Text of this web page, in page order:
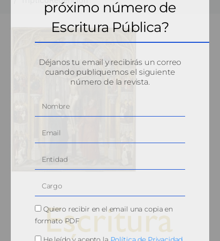
próximo número de
Escritura Pública?
Déjanos tu email y recibirás un correo
cuando publiquemos el siguiente
número de la revista.
Quiero recibir en el email una copia en
formato PDF